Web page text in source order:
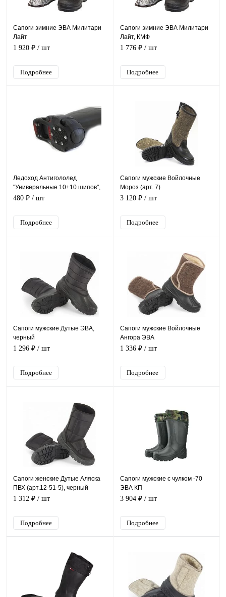
Сапоги зимние ЭВА Милитари
Лайт
1 920 ₽ / шт
Подробнее
Сапоги зимние ЭВА Милитари
Лайт, КМФ
1 776 ₽ / шт
Подробнее
Ледоход Антигололед
"Универальные 10+10 шипов",
арт. ANPKR7
480 ₽ / шт
Подробнее
Сапоги мужские Войлочные
Мороз (арт. 7)
3 120 ₽ / шт
Подробнее
Сапоги мужские Дутые ЭВА,
черный
1 296 ₽ / шт
Подробнее
Сапоги мужские Войлочные
Ангора ЭВА
1 336 ₽ / шт
Подробнее
Сапоги женские Дутые Аляска
ПВХ (арт.12-51-5), черный
1 312 ₽ / шт
Подробнее
Сапоги мужские с чулком -70
ЭВА КП
3 904 ₽ / шт
Подробнее